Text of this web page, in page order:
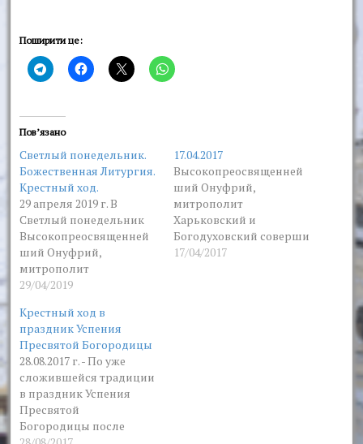
Поширити це:
Пов’язано
Светлый понедельник.
Божественная Литургия.
Крестный ход.
29 апреля 2019 г. В
Светлый понедельник
Высокопреосвященней
ший Онуфрий,
митрополит
Харьковский и
совершил
Божественную
Литургию в Озерянском
храме Свято-
Покровского мужского
монастыря. По
окончании литургии
митрополит Онуфрий
29/04/2019
17.04.2017
Высокопреосвященней
ший Онуфрий,
митрополит
Харьковский и
Богодуховский соверши
л Божественную
17/04/2017
Крестный ход в
праздник Успения
Пресвятой Богородицы
28.08.2017 г. - По уже
сложившейся традиции
в праздник Успения
Пресвятой
Богородицы после